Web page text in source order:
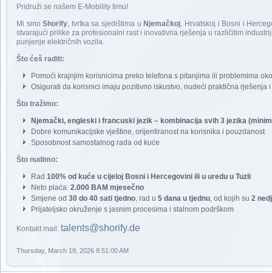
Pridruži se našem E-Mobility timu!
Mi smoShorify, tvrtka sa sjedištima u Njemačkoj, Hrvatskoj i Bosni i
stvarajući prilike za profesionalni rast i inovativna rješenja u različitim
punjenje električnih vozila.
Što ćeš raditi:
Pomoći krajnjim korisnicima preko telefona s pitanjima ili problemima
Osigurati da korisnici imaju pozitivno iskustvo, nudeći praktična rješenja
Što tražimo:
Njemački, engleski i francuski jezik – kombinacija svih 3 jezika
Dobre komunikacijske vještine, orijentiranost na korisnika i pouzdanost
Sposobnost samostalnog rada od kuće
Što nudimo:
Rad 100% od kuće u cijeloj Bosni i Hercegovini ili u uredu u Tuzli
Neto plaća: 2.000 BAM mjesečno
Smjene od 30 do 40 sati tjedno, rad u 5 dana u tjednu, od kojih su 2
Prijateljsko okruženje s jasnim procesima i stalnom podrškom
Kontakt mail: talents@shorify.de
Thursday, March 19, 2026 8:51:00 AM